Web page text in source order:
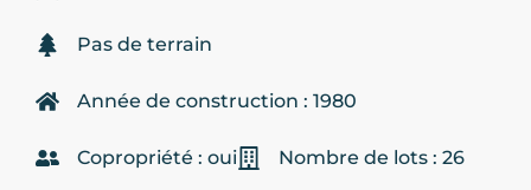
Pas de terrain
Année de construction : 1980
Copropriété : oui Nombre de lots : 26